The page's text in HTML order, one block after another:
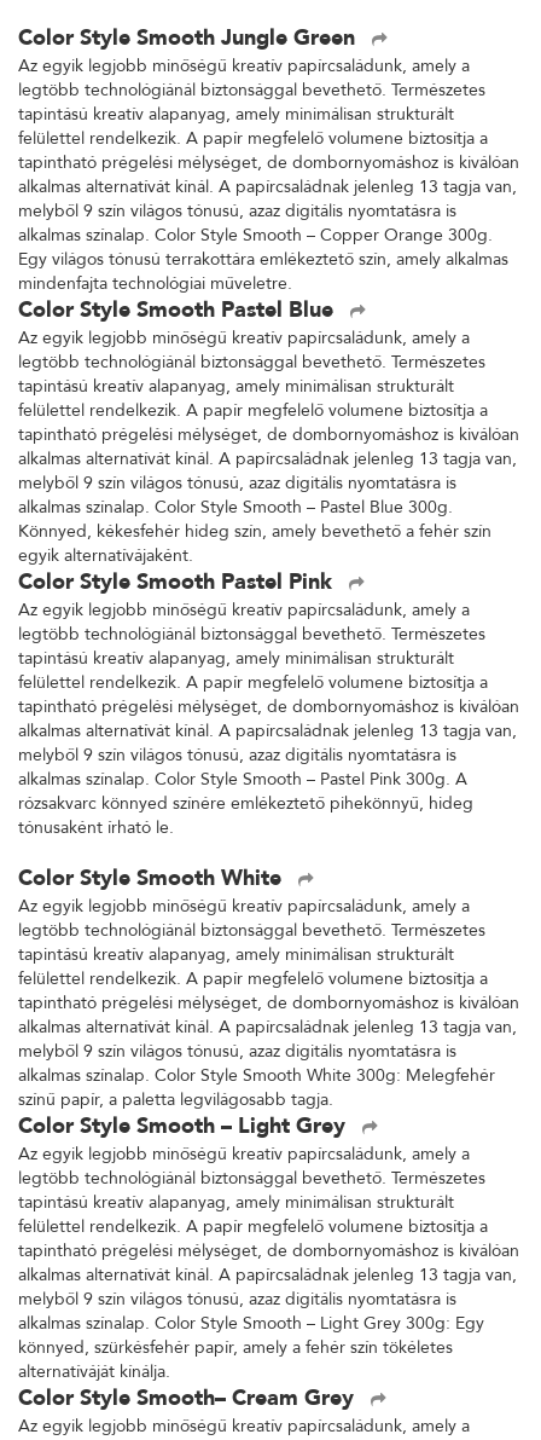
Color Style Smooth Jungle Green
Az egyik legjobb minőségű kreatív papírcsaládunk, amely a
legtöbb technológiánál biztonsággal bevethető. Természetes
tapintású kreatív alapanyag, amely minimálisan strukturált
felülettel rendelkezik. A papír megfelelő volumene biztosítja a
tapintható prégelési mélységet, de dombornyomáshoz is kiválóan
alkalmas alternatívát kínál. A papírcsaládnak jelenleg 13 tagja van,
melyből 9 szín világos tónusú, azaz digitális nyomtatásra is
alkalmas színalap. Color Style Smooth – Copper Orange 300g.
Egy világos tónusú terrakottára emlékeztető szín, amely alkalmas
mindenfajta technológiai műveletre.
Color Style Smooth Pastel Blue
Az egyik legjobb minőségű kreatív papírcsaládunk, amely a
legtöbb technológiánál biztonsággal bevethető. Természetes
tapintású kreatív alapanyag, amely minimálisan strukturált
felülettel rendelkezik. A papír megfelelő volumene biztosítja a
tapintható prégelési mélységet, de dombornyomáshoz is kiválóan
alkalmas alternatívát kínál. A papírcsaládnak jelenleg 13 tagja van,
melyből 9 szín világos tónusú, azaz digitális nyomtatásra is
alkalmas színalap. Color Style Smooth – Pastel Blue 300g.
Könnyed, kékesfehér hideg szín, amely bevethető a fehér szín
egyik alternatívájaként.
Color Style Smooth Pastel Pink
Az egyik legjobb minőségű kreatív papírcsaládunk, amely a
legtöbb technológiánál biztonsággal bevethető. Természetes
tapintású kreatív alapanyag, amely minimálisan strukturált
felülettel rendelkezik. A papír megfelelő volumene biztosítja a
tapintható prégelési mélységet, de dombornyomáshoz is kiválóan
alkalmas alternatívát kínál. A papírcsaládnak jelenleg 13 tagja van,
melyből 9 szín világos tónusú, azaz digitális nyomtatásra is
alkalmas színalap. Color Style Smooth – Pastel Pink 300g. A
rózsakvarc könnyed színére emlékeztető pihekönnyű, hideg
tónusaként írható le.
Color Style Smooth White
Az egyik legjobb minőségű kreatív papírcsaládunk, amely a
legtöbb technológiánál biztonsággal bevethető. Természetes
tapintású kreatív alapanyag, amely minimálisan strukturált
felülettel rendelkezik. A papír megfelelő volumene biztosítja a
tapintható prégelési mélységet, de dombornyomáshoz is kiválóan
alkalmas alternatívát kínál. A papírcsaládnak jelenleg 13 tagja van,
melyből 9 szín világos tónusú, azaz digitális nyomtatásra is
alkalmas színalap. Color Style Smooth White 300g: Melegfehér
színű papír, a paletta legvilágosabb tagja.
Color Style Smooth – Light Grey
Az egyik legjobb minőségű kreatív papírcsaládunk, amely a
legtöbb technológiánál biztonsággal bevethető. Természetes
tapintású kreatív alapanyag, amely minimálisan strukturált
felülettel rendelkezik. A papír megfelelő volumene biztosítja a
tapintható prégelési mélységet, de dombornyomáshoz is kiválóan
alkalmas alternatívát kínál. A papírcsaládnak jelenleg 13 tagja van,
melyből 9 szín világos tónusú, azaz digitális nyomtatásra is
alkalmas színalap. Color Style Smooth – Light Grey 300g: Egy
könnyed, szürkésfehér papír, amely a fehér szín tökéletes
alternatíváját kínálja.
Color Style Smooth– Cream Grey
Az egyik legjobb minőségű kreatív papírcsaládunk, amely a